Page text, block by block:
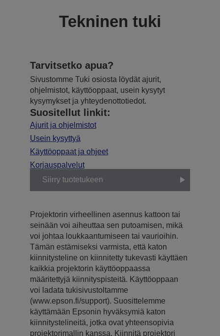
Tekninen tuki
Tarvitsetko apua?
Sivustomme Tuki osiosta löydät ajurit,
ohjelmistot, käyttöoppaat, usein kysytyt
kysymykset ja yhteydenottotiedot.
Suositellut linkit:
Ajurit ja ohjelmistot
Usein kysyttyä
Käyttöoppaat ja ohjeet
Korjauspalvelut
Siirry tuotetukeen
Projektorin virheellinen asennus kattoon tai
seinään voi aiheuttaa sen putoamisen, mikä
voi johtaa loukkaantumiseen tai vaurioihin.
Tämän estämiseksi varmista, että katon
kiinnitysteline on kiinnitetty tukevasti käyttäen
kaikkia projektorin käyttöoppaassa
määritettyjä kiinnityspisteitä. Käyttöoppaan
voi ladata tukisivustoltamme
(www.epson.fi/support). Suosittelemme
käyttämään Epsonin hyväksymiä katon
kiinnitystelineitä, jotka ovat yhteensopivia
projektorimallin kanssa. Kiinnitä projektori